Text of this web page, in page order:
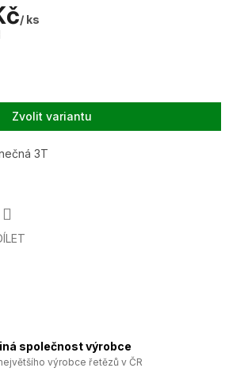
/ ks
Zvolit variantu
3T
společnost výrobce
výrobce řetězů v ČR